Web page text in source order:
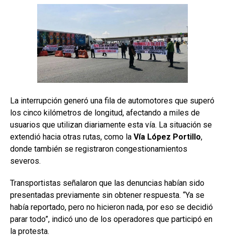
La interrupción generó una fila de automotores que superó
los cinco kilómetros de longitud, afectando a miles de
usuarios que utilizan diariamente esta vía. La situación se
extendió hacia otras rutas, como la Vía López Portillo,
donde también se registraron congestionamientos
severos.
Transportistas señalaron que las denuncias habían sido
presentadas previamente sin obtener respuesta. “Ya se
había reportado, pero no hicieron nada, por eso se decidió
parar todo”, indicó uno de los operadores que participó en
la protesta.